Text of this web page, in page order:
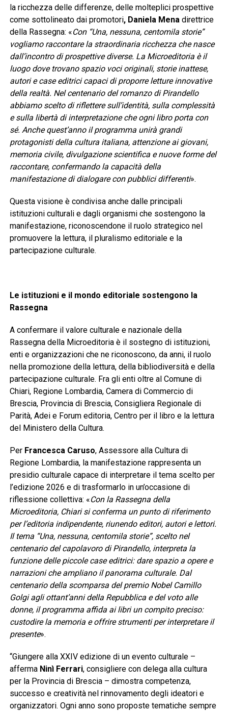
la ricchezza delle differenze, delle molteplici prospettive
come sottolineato dai promotori, Daniela Menadirettrice
della Rassegna: «Con “Una, nessuna, centomila storie”
vogliamo raccontare la straordinaria ricchezza che nasce
dall’incontro di prospettive diverse. La Microeditoria è il
luogo dove trovano spazio voci originali, storie inattese,
autori e case editrici capaci di proporre letture innovative
della realtà. Nel centenario del romanzo di Pirandello
abbiamo scelto di riflettere sull’identità, sulla complessità
e sulla libertà di interpretazione che ogni libro porta con
sé. Anche quest’anno il programma unirà grandi
protagonisti della cultura italiana, attenzione ai giovani,
memoria civile, divulgazione scientifica e nuove forme del
raccontare, confermando la capacità della
manifestazione di dialogare con pubblici differenti».
Questa visione è condivisa anche dalle principali
istituzioni culturali e dagli organismi che sostengono la
manifestazione, riconoscendone il ruolo strategico nel
promuovere la lettura, il pluralismo editoriale e la
partecipazione culturale.
Le istituzioni e il mondo editoriale sostengono la
Rassegna
A confermare il valore culturale e nazionale della
Rassegna della Microeditoria è il sostegno di istituzioni,
enti e organizzazioni che ne riconoscono, da anni, il ruolo
nella promozione della lettura, della bibliodiversità e della
partecipazione culturale. Fra gli enti oltre al Comune di
Chiari, Regione Lombardia, Camera di Commercio di
Brescia, Provincia di Brescia, Consigliera Regionale di
Parità, Adei e Forum editoria, Centro per il libro e la lettura
del Ministero della Cultura.
Per Francesca Caruso, Assessore alla Cultura di
Regione Lombardia, la manifestazione rappresenta un
presidio culturale capace di interpretare il tema scelto per
l’edizione 2026 e di trasformarlo in un’occasione di
riflessione collettiva: «Con la Rassegna della
Microeditoria, Chiari si conferma un punto di riferimento
per l’editoria indipendente, riunendo editori, autori e lettori.
Il tema “Una, nessuna, centomila storie”, scelto nel
centenario del capolavoro di Pirandello, interpreta la
funzione delle piccole case editrici: dare spazio a opere e
narrazioni che ampliano il panorama culturale. Dal
centenario della scomparsa del premio Nobel Camillo
Golgi agli ottant’anni della Repubblica e del voto alle
donne, il programma affida ai libri un compito preciso:
custodire la memoria e offrire strumenti per interpretare il
presente».
“Giungere alla XXIV edizione di un evento culturale –
afferma Ninì Ferrari, consigliere con delega alla cultura
per la Provincia di Brescia – dimostra competenza,
successo e creatività nel rinnovamento degli ideatori e
organizzatori. Ogni anno sono proposte tematiche sempre